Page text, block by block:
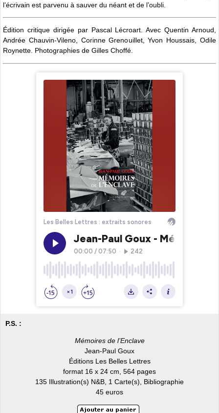
l’écrivain est parvenu à sauver du néant et de l’oubli.
Édition critique dirigée par Pascal Lécroart. Avec Quentin Arnoud,
Andrée Chauvin-Vileno, Corinne Grenouillet, Yvon Houssais, Odile
Roynette. Photographies de Gilles Choffé.
P.S. :
Mémoires de l’Enclave
Jean-Paul Goux
Éditions Les Belles Lettres
format 16 x 24 cm, 564 pages
135 Illustration(s) N&B, 1 Carte(s), Bibliographie
45 euros